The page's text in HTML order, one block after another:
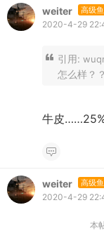
weiter 高级
2020-4-29
引用:
怎么样？
牛皮
weiter 高级
2020-4-29
本